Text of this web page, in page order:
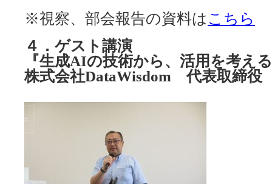
※視察、部会報告の資料は こちら
４．ゲスト講演
『生成AIの技術から、活用を考え
株式会社DataWisdom 代表取締